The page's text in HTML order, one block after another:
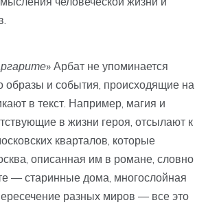
Арбат не упоминается
образы и события, происходящие на
в текст. Например, магия и
в жизни героя, отсылают к
кварталов, которые
описанная им в романе, словно
— старинные дома, многослойная
разных миров — все это